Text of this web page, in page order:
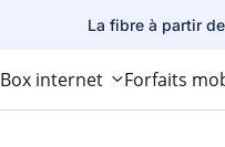
La fibre à partir
Box internet Forfaits